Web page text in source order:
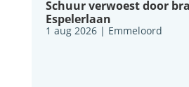
Schuur verwoest door
Espelerlaan
1 aug 2026| Emmeloord